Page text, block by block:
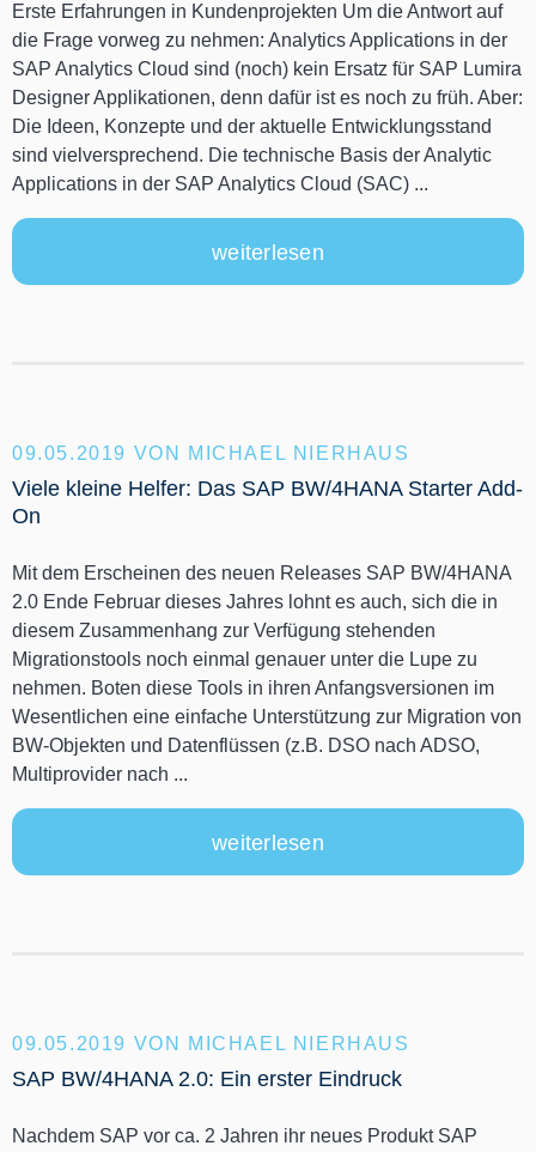
Erste Erfahrungen in Kundenprojekten Um die Antwort auf
die Frage vorweg zu nehmen: Analytics Applications in der
SAP Analytics Cloud sind (noch) kein Ersatz für SAP Lumira
Designer Applikationen, denn dafür ist es noch zu früh. Aber:
Die Ideen, Konzepte und der aktuelle Entwicklungsstand
sind vielversprechend. Die technische Basis der Analytic
Applications in der SAP Analytics Cloud (SAC) ...
weiterlesen
09.05.2019 VON MICHAEL NIERHAUS
Viele kleine Helfer: Das SAP BW/4HANA Starter Add-
On
Mit dem Erscheinen des neuen Releases SAP BW/4HANA
2.0 Ende Februar dieses Jahres lohnt es auch, sich die in
diesem Zusammenhang zur Verfügung stehenden
Migrationstools noch einmal genauer unter die Lupe zu
nehmen. Boten diese Tools in ihren Anfangsversionen im
Wesentlichen eine einfache Unterstützung zur Migration von
BW-Objekten und Datenflüssen (z.B. DSO nach ADSO,
Multiprovider nach ...
weiterlesen
09.05.2019 VON MICHAEL NIERHAUS
SAP BW/4HANA 2.0: Ein erster Eindruck
Nachdem SAP vor ca. 2 Jahren ihr neues Produkt SAP